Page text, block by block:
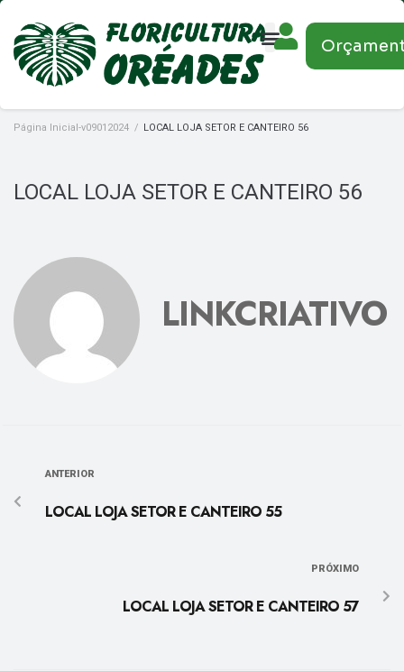
Página Inicial-v09012024 / LOCAL LOJA SETOR E CANTEIRO 56
LOCAL LOJA SETOR E CANTEIRO 56
LINKCRIATIVO
ANTERIOR
LOCAL LOJA SETOR E CANTEIRO 55
PRÓXIMO
LOCAL LOJA SETOR E CANTEIRO 57